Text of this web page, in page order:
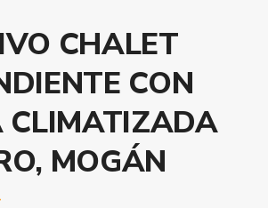
CHALET
CON
CLIMATIZADA
MOGÁN